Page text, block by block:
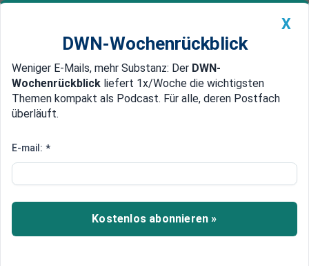
Newsticker MEIN DWN: Geldanlage Premium
Edelmetalle DWN-Magazin China
AfD-Wahlprogramm
CO2-Aus und begrenzte
Migration
X
DWN-Wochenrückblick
Weniger E-Mails, mehr Substanz: Der DWN-
Wochenrückblick liefert 1x/Woche die wichtigsten
Themen kompakt als Podcast. Für alle, deren Postfach
überläuft.
E-mail: *
Kostenlos abonnieren »